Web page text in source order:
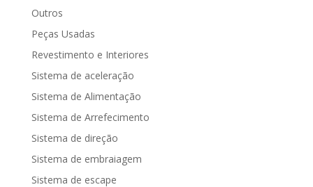
Outros
Peças Usadas
Revestimento e Interiores
Sistema de aceleração
Sistema de Alimentação
Sistema de Arrefecimento
Sistema de direção
Sistema de embraiagem
Sistema de escape